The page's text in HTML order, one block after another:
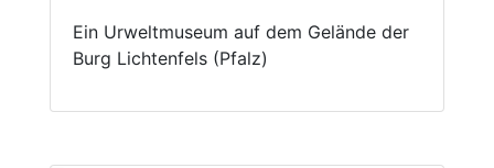
Ein Urweltmuseum auf dem Gelände der
Burg Lichtenfels (Pfalz)